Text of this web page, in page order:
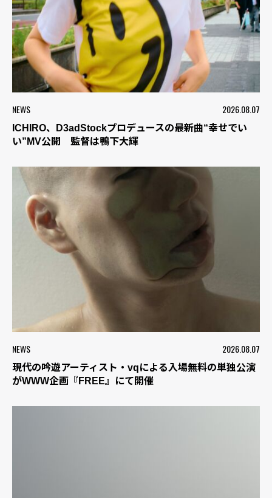
NEWS 2026.08.07
ICHIRO、D3adStockプロデュースの最新曲“幸せでい
い”MV公開 監督は鴨下大輝
NEWS 2026.08.07
現代の吟遊アーティスト・vqによる入場無料の単独公演
がWWW企画『FREE』にて開催